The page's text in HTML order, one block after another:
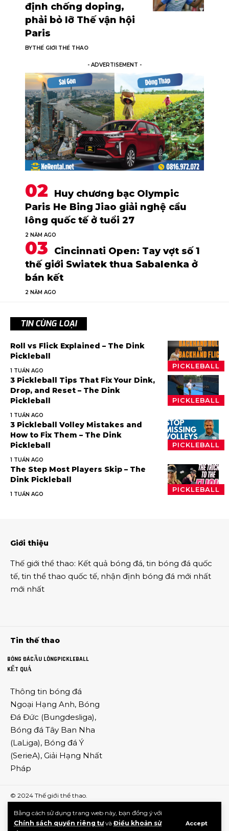
Bằng cách sử dụng trang web này, bạn đồng ý với
Chính sách quyền riêng tưvà Điều khoản sử
Accept
định chống doping,
phải bỏ lỡ Thế vận hội
Paris
BYTHẾ GIỚI THỂ THAO
- ADVERTISEMENT -
Huy chương bạc Olympic
Paris He Bing Jiao giải nghệ cầu
lông quốc tế ở tuổi 27
2 NĂM AGO
Cincinnati Open: Tay vợt số 1
thế giới Swiatek thua Sabalenka ở
bán kết
2 NĂM AGO
TIN CÙNG LOẠI
PICKLEBALL
Roll vs Flick Explained – The Dink
Pickleball
1 TUẦN AGO
PICKLEBALL
3 Pickleball Tips That Fix Your Dink,
Drop, and Reset – The Dink
Pickleball
1 TUẦN AGO
PICKLEBALL
3 Pickleball Volley Mistakes and
How to Fix Them – The Dink
Pickleball
1 TUẦN AGO
PICKLEBALL
The Step Most Players Skip – The
Dink Pickleball
1 TUẦN AGO
Giới thiệu
Thế giới thể thao: Kết quả bóng đá, tin bóng đá quốc
tế, tin thể thao quốc tế, nhận định bóng đá mới nhất
mới nhất
Tin thế thao
BÓNG ĐÁCẦU LÔNGPICKLEBALL
KẾT QUẢ
Thông tin bóng đá
Ngoại Hạng Anh, Bóng
Đá Đức (Bungdesliga),
Bóng đá Tây Ban Nha
(LaLiga), Bóng đá Ý
(SerieA), Giải Hạng Nhất
Pháp
© 2024 Thế giới thể thao